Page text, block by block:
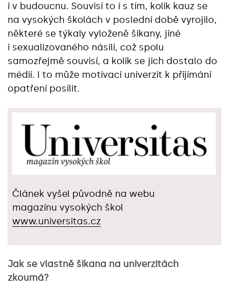
i v budoucnu. Souvisí to i s tím, kolik kauz se
na vysokých školách v poslední době vyrojilo,
některé se týkaly vyloženě šikany, jiné
i sexualizovaného násilí, což spolu
samozřejmě souvisí, a kolik se jich dostalo do
médií. I to může motivaci univerzit k přijímání
opatření posílit.
Článek vyšel původně na webu
magazínu vysokých škol
www.universitas.cz
Jak se vlastně šikana na univerzitách
zkoumá?